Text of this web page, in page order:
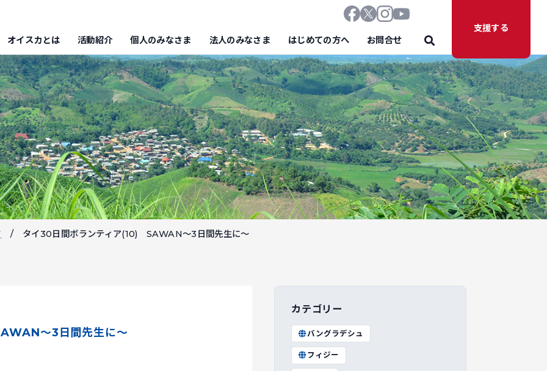
オイスカとは 活動紹介 個人のみなさま 法人のみなさま はじめての方へ お問合せ
支援する
タイ30日間ボランティア(10) SAWAN～3日間先生に～
～3日間先生に～
カテゴリー
バングラデシュ
フィジー